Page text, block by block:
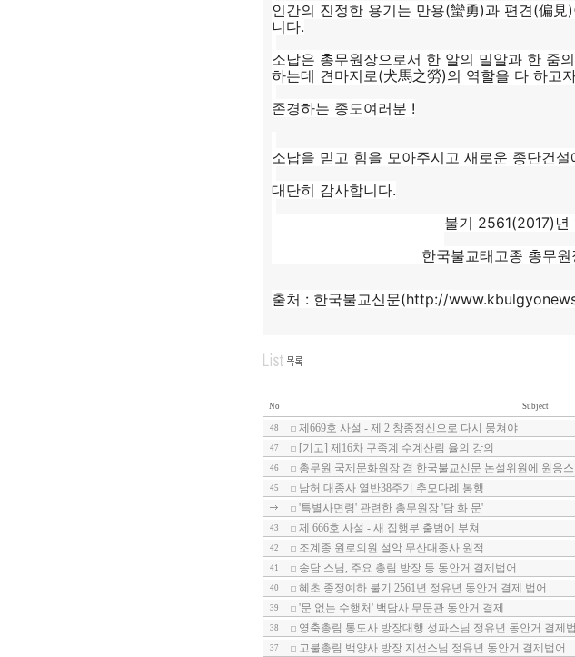
인간의 진정한 용기는 만용(蠻勇)과 편견(偏
니다.
소납은 총무원장으로서 한 알의 밀알과 한 줌
하는데 견마지로(犬馬之勞)의 역할을 다 하고
존경하는 종도여러분 !
소납을 믿고 힘을 모아주시고 새로운 종단건
대단히 감사합니다.
불기 2561(2017)년 10
한국불교태고종 총무원장
출처 : 한국불교신문(http://
No Subject
48 제669호 사설 - 제 2 창종정신으로 다시 뭉쳐야
47 [기고] 제16차 구족계 수계산림 율의 강의
46 총무원 국제문화원장 겸 한국불교신문 논설위원에 원응
45 남허 대종사 열반38주기 추모다례 봉행
'특별사면령' 관련한 총무원장 '담 화 문'
43 제 666호 사설 - 새 집행부 출범에 부쳐
42 조계종 원로의원 설악 무산대종사 원적
41 송담 스님, 주요 총림 방장 등 동안거 결제법어
40 혜초 종정예하 불기 2561년 정유년 동안거 결제 법어
39 '문 없는 수행처' 백담사 무문관 동안거 결제
38 영축총림 통도사 방장대행 성파스님 정유년 동안거 결제
37 고불총림 백양사 방장 지선스님 정유년 동안거 결제법어